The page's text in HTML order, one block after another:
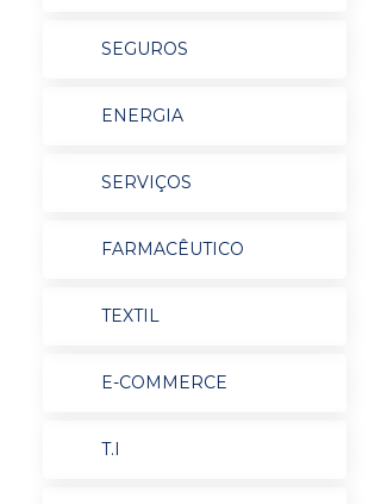
SEGUROS
ENERGIA
SERVIÇOS
FARMACÊUTICO
TEXTIL
E-COMMERCE
T.I